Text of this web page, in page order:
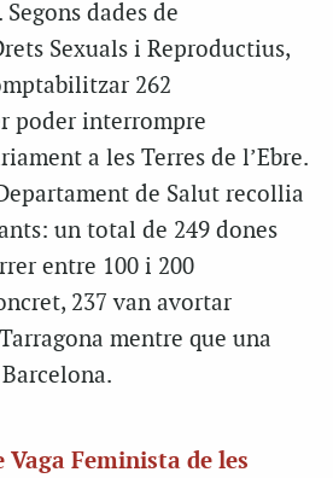
dades de
Sexuals i Reproductius,
262
poder interrompre
a les Terres de l’Ebre.
de Salut recollia
un total de 249 dones
entre 100 i 200
237 van avortar
mentre que una
Vaga Feminista de les